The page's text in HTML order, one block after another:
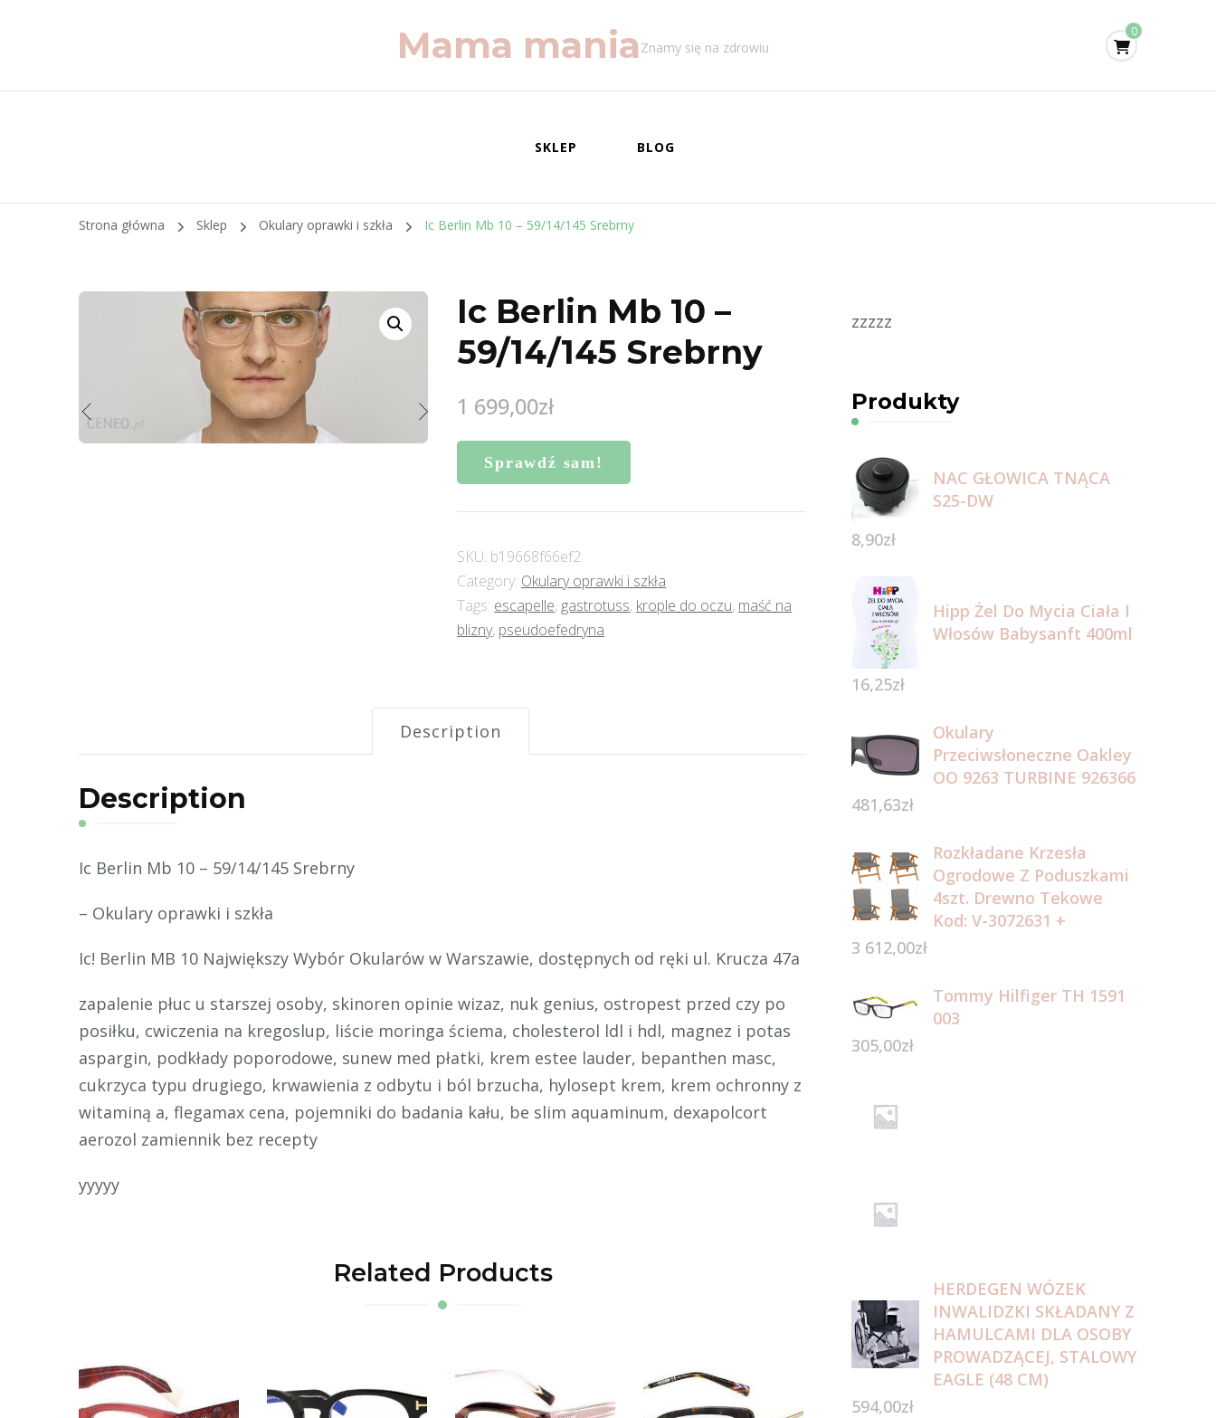
Mama mania Znamy się na zdrowiu
0
SKLEP BLOG
Strona główna Sklep Okulary oprawki i szkła Ic Berlin Mb 10 – 59/14/145 Srebrny
Ic Berlin Mb 10 –
59/14/145 Srebrny
1 699,00zł
Sprawdź sam!
SKU: b19668f66ef2
Category: Okulary oprawki i szkła
Tags: escapelle, gastrotuss, krople do oczu, maść na
blizny, pseudoefedryna
Description
Description
Ic Berlin Mb 10 – 59/14/145 Srebrny
– Okulary oprawki i szkła
Ic! Berlin MB 10 Największy Wybór Okularów w Warszawie, dostępnych od ręki ul. Krucza 47a
zapalenie płuc u starszej osoby, skinoren opinie wizaz, nuk genius, ostropest przed czy po
posiłku, cwiczenia na kregoslup, liście moringa ściema, cholesterol ldl i hdl, magnez i potas
aspargin, podkłady poporodowe, sunew med płatki, krem estee lauder, bepanthen masc,
cukrzyca typu drugiego, krwawienia z odbytu i ból brzucha, hylosept krem, krem ochronny z
witaminą a, flegamax cena, pojemniki do badania kału, be slim aquaminum, dexapolcort
aerozol zamiennik bez recepty
yyyyy
Related Products
zzzzz
Produkty
NAC GŁOWICA TNĄCA
S25-DW
8,90zł
Hipp Żel Do Mycia Ciała I
Włosów Babysanft 400ml
16,25zł
Okulary
Przeciwsłoneczne Oakley
OO 9263 TURBINE 926366
481,63zł
Rozkładane Krzesła
Ogrodowe Z Poduszkami
4szt. Drewno Tekowe
Kod: V-3072631 +
3 612,00zł
Tommy Hilfiger TH 1591
003
305,00zł
HERDEGEN WÓZEK
INWALIDZKI SKŁADANY Z
HAMULCAMI DLA OSOBY
PROWADZĄCEJ, STALOWY
EAGLE (48 CM)
594,00zł